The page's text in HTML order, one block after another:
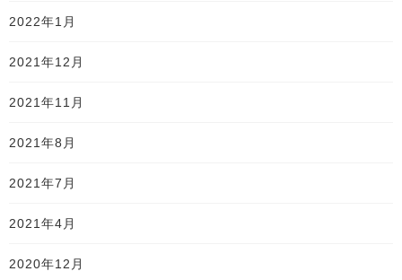
2022年1月
2021年12月
2021年11月
2021年8月
2021年7月
2021年4月
2020年12月